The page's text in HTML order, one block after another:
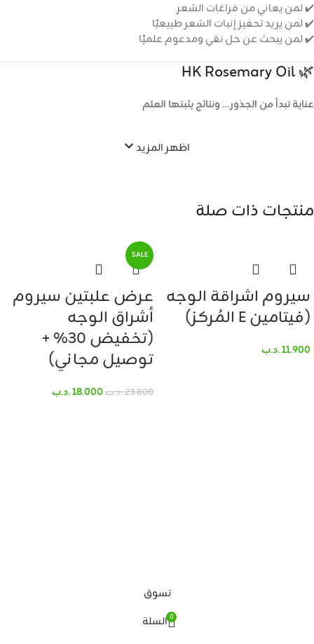
✔️ لمن يعاني من فراغات الشعر
✔️ لمن يريد تحفيز إنبات الشعر طبيعيًا
✔️ لمن يبحث عن حل نقي ومدعوم علميًا
🌿 HK Rosemary Oil
عناية تبدأ من الجذور… ونتائج يثبتها العلم
اظهر المزيد
منتجات ذات صلة
سيروم اشراقة الوجه
(فيتامين E المُركز)
11.900.د.ب
SALE
عرض علبتين سيروم
أشراق الوجه
(تخفيض 30% +
توصيل مجاني)
23.800.د.ب18.000.د.ب
تسوق
0 السلة